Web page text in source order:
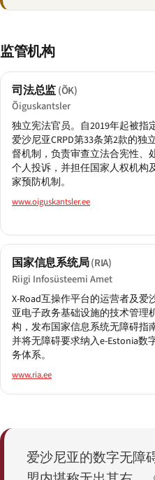
监管机构
司法总监(ÕK)
Õiguskantsler
独立宪法官员。自2019年起被指
爱沙尼亚CRPD第33条第2款的独
督机制，负责审查立法合宪性、
个人投诉，并担任国家人权机构
家预防机制。
www.oiguskantsler.ee
国家信息系统局(RIA)
Riigi Infosüsteemi Amet
X-Road互操作平台的运营者及爱
亚电子政务基础设施的技术管理
构，发布国家信息系统无障碍指
并将无障碍要求纳入e-Estonia数
务体系。
www.ria.ee
爱沙尼亚的数字无障